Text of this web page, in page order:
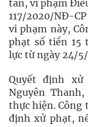
tan, vi phạm
117/2020/NĐ-
vi phạm này,
phạt số tiền 15
lực từ ngày 24/
Quyết định xử
Nguyên
thực hiện. Công
định xử phạt,